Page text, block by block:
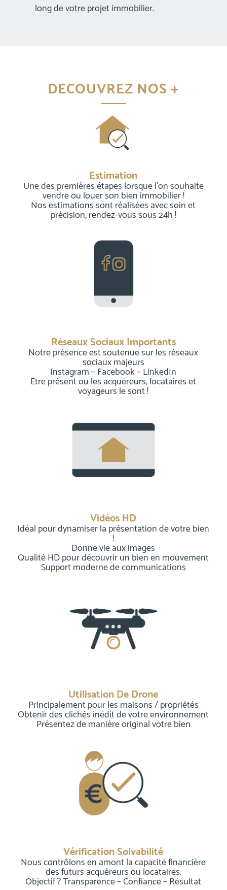
long de votre projet immobilier.
DECOUVREZ NOS +
Estimation
Une des premières étapes lorsque l’on souhaite
vendre ou louer son bien immobilier !
Nos estimations sont réalisées avec soin et
précision, rendez-vous sous 24h !
Réseaux Sociaux Importants
Notre présence est soutenue sur les réseaux
sociaux majeurs
Instagram – Facebook – LinkedIn
Etre présent ou les acquéreurs, locataires et
voyageurs le sont !
Vidéos HD
Idéal pour dynamiser la présentation de votre bien
!
Donne vie aux images
Qualité HD pour découvrir un bien en mouvement
Support moderne de communications
Utilisation De Drone
Principalement pour les maisons / propriétés
Obtenir des clichés inédit de votre environnement
Présentez de manière original votre bien
Vérification Solvabilité
Nous contrôlons en amont la capacité financière
des futurs acquéreurs ou locataires.
Objectif ? Transparence – Confiance – Résultat